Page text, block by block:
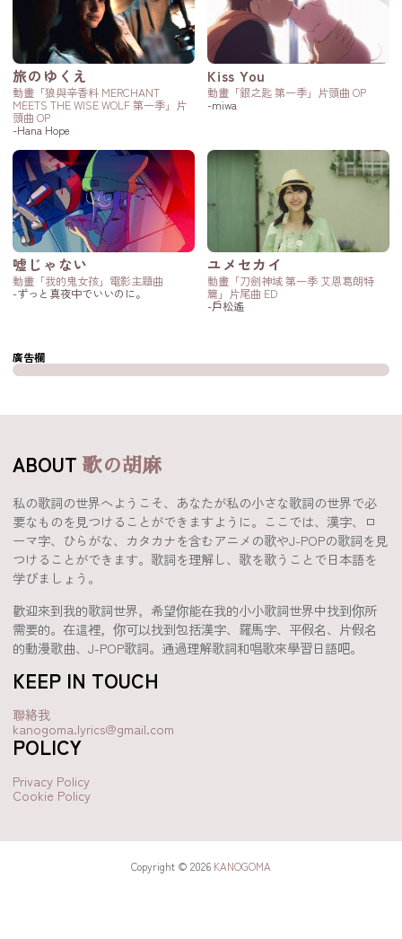
旅のゆくえ
動畫「狼與辛香料 MERCHANT
MEETS THE WISE WOLF 第一季」片
頭曲 OP
-Hana Hope
Kiss You
動畫「銀之匙 第一季」片頭曲 OP
-miwa
嘘じゃない
動畫「我的鬼女孩」電影主題曲
-ずっと真夜中でいいのに。
ユメセカイ
動畫「刀劍神域 第一季 艾恩葛朗特
篇」片尾曲 ED
-戶松遙
廣告欄
ABOUT歌の胡麻
私の歌詞の世界へようこそ、あなたが私の小さな歌詞の世界で必
要なものを見つけることができますように。ここでは、漢字、ロ
ーマ字、ひらがな、カタカナを含むアニメの歌やJ-POPの歌詞を見
つけることができます。歌詞を理解し、歌を歌うことで日本語を
学びましょう。
歡迎來到我的歌詞世界，希望你能在我的小小歌詞世界中找到你所
需要的。在這裡，你可以找到包括漢字、羅馬字、平假名、片假名
的動漫歌曲、J-POP歌詞。通過理解歌詞和唱歌來學習日語吧。
KEEP IN TOUCH
聯絡我
kanogoma.lyrics@gmail.com
POLICY
Privacy Policy
Cookie Policy
Copyright © 2026 KANOGOMA